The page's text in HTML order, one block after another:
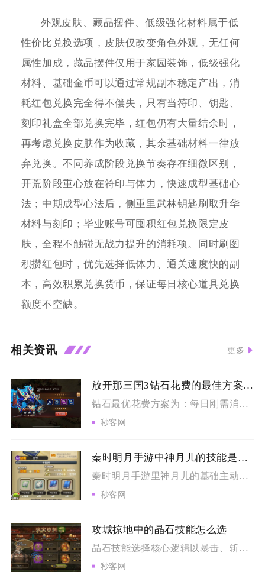
外观皮肤、藏品摆件、低级强化材料属于低
性价比兑换选项，皮肤仅改变角色外观，无任何
属性加成，藏品摆件仅用于家园装饰，低级强化
材料、基础金币可以通过常规副本稳定产出，消
耗红包兑换完全得不偿失，只有当符印、钥匙、
刻印礼盒全部兑换完毕，红包仍有大量结余时，
再考虑兑换皮肤作为收藏，其余基础材料一律放
弃兑换。不同养成阶段兑换节奏存在细微区别，
开荒阶段重心放在符印与体力，快速成型基础心
法；中期成型心法后，侧重里武林钥匙刷取升华
材料与刻印；毕业账号可囤积红包兑换限定皮
肤，全程不触碰无战力提升的消耗项。同时刷图
积攒红包时，优先选择低体力、通关速度快的副
本，高效积累兑换货币，保证每日核心道具兑换
额度不空缺。
相关资讯 更多
放开那三国3钻石花费的最佳方案是什么
钻石最优花费方案为：每日刚需消耗锁定体力、军团捐献、竞技场次...
秒客网
秦时明月手游中神月儿的技能是否可以升级
秦时明月手游里神月儿的基础主动与被动技能不存在传统意义上使用...
秒客网
攻城掠地中的晶石技能怎么选
晶石技能选择核心逻辑以暴击、斩杀为通用核心输出，搭配场景限定...
秒客网